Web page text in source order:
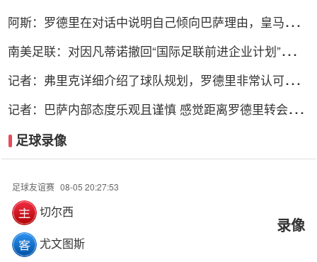
阿斯：罗德里在对话中说明自己倾向巴萨理由，皇马对此
南美足联：对因凡蒂诺撤回“国际足联前进企业计划”提案
记者：弗里克详细介绍了球队规划，罗德里非常认可并选
记者：巴萨内部态度乐观且谨慎 感觉距离罗德里转会完
足球录像
足球友谊赛 08-05 20:27:53
切尔西
尤文图斯
录像